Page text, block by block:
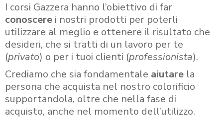
I corsi Gazzera hanno l’obiettivo di far
conoscere i nostri prodotti per poterli
utilizzare al meglio e ottenere il risultato che
desideri, che si tratti di un lavoro per te
(privato) o per i tuoi clienti (professionista).
Crediamo che sia fondamentale aiutare la
persona che acquista nel nostro colorificio
supportandola, oltre che nella fase di
acquisto, anche nel momento dell’utilizzo.